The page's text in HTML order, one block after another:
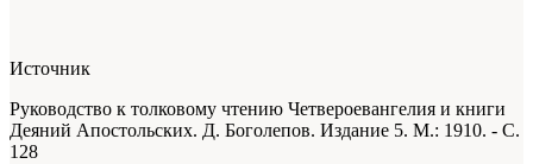
Источник
Руководство к толковому чтению Четвероевангелия и книги
Деяний Апостольских. Д. Боголепов. Издание 5. М.: 1910. - С.
128